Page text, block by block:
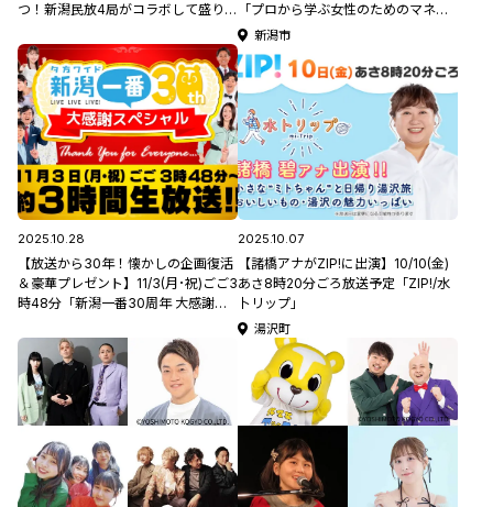
つ！新潟民放4局がコラボして盛り上
局の情報番組に4局のアナウンサーが
出演！YouTubeで裏側も公開
「プロから学ぶ女性のためのマネー
セミナー」
新潟市
2025.10.28
【放送から30年！懐かしの企画復活
＆豪華プレゼント】11/3(月･祝)ごご3
時48分「新潟一番30周年 大感謝ス
2025.10.07
【諸橋アナがZIP!に出演】10/10(金)
あさ8時20分ごろ放送予定「ZIP!/水
卜リップ」
湯沢町